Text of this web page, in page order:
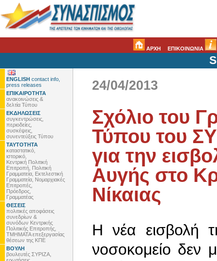
ΑΡΧΗ ΕΠΙΚΟΙΝΩΝΙΑ
ENGLISH contact info,
press releases
ΕΠΙΚΑΙΡΟΤΗΤΑ
ανακοινώσεις &
δελτία Τύπου
ΕΚΔΗΛΩΣΕΙΣ
συγκεντρώσεις,
περιοδείες,
συσκέψεις,
συνεντεύξεις Τύπου
ΤΑΥΤΟΤΗΤΑ
καταστατικό,
ιστορικό,
Κεντρική Πολιτική
Επιτροπή, Πολιτική
Γραμματεία, Εκτελεστική
Γραμματεία, Νομαρχιακές
Επιτροπές,
Πρόεδρος,
Γραμματέας
ΘΕΣΕΙΣ
πολιτικές αποφάσεις
συνεδρίων &
συνόδων Κεντρικής
Πολιτικής Επιτροπής,
ΤΜΗΜΑΤΑ επεξεργασίας
θέσεων της ΚΠΕ
ΒΟΥΛΗ
βουλευτές ΣΥΡΙΖΑ,
24/04/2013
Σχόλιο του
Τύπου του
για την
Αυγής στο
Νίκαιας
Η νέα εισβολή
νοσοκομείο δεν